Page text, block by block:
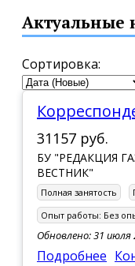
Актуальные
Сортировка:
31157 руб.
БУ "РЕДАКЦИЯ
ВЕСТНИК"
Полная занятость
Опыт работы: Без
Обновлено: 31 июля
Подробнее